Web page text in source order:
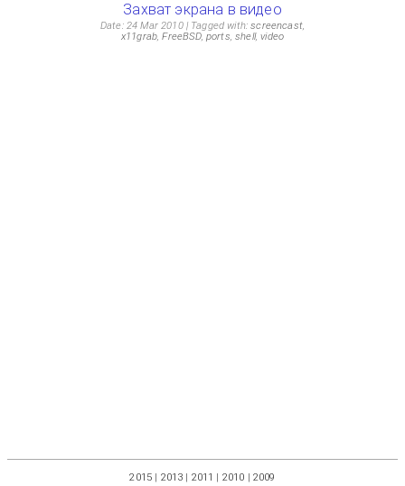
Захват экрана в видео
Date: 24 Mar 2010 Tagged with:screencast,
x11grab,FreeBSD, ports,shell,video
2015 2013 2011 2010 2009